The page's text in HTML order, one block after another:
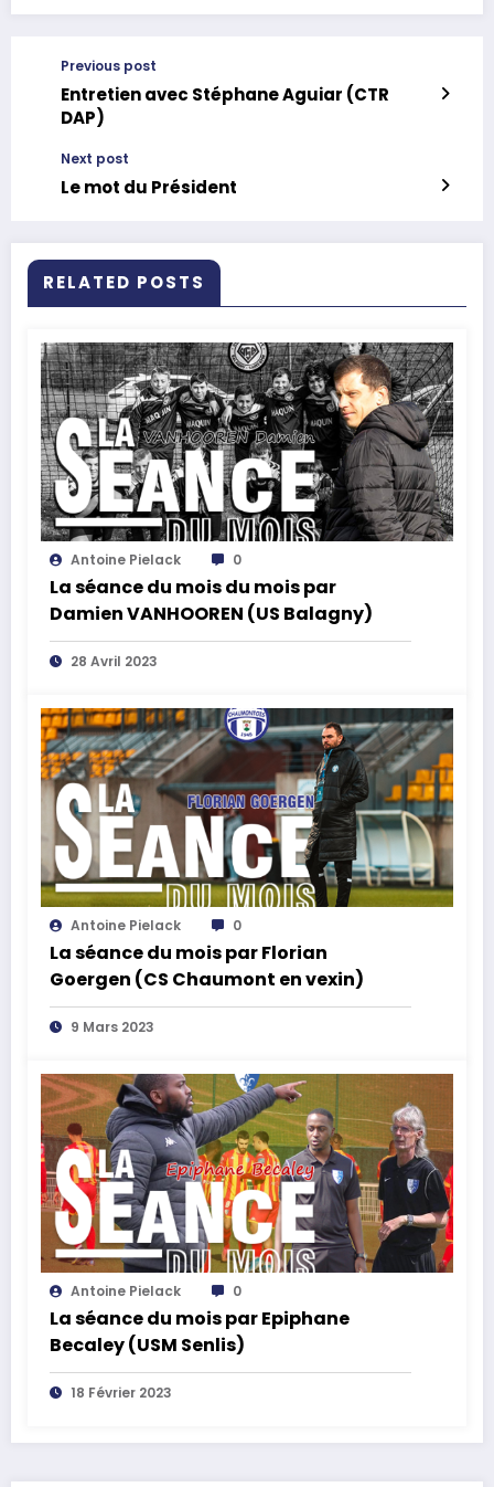
Previous post
Entretien avec Stéphane Aguiar (CTR
DAP)
Next post
Le mot du Président
RELATED POSTS
Antoine Pielack 0
La séance du mois du mois par
Damien VANHOOREN (US Balagny)
28 Avril 2023
Antoine Pielack 0
La séance du mois par Florian
Goergen (CS Chaumont en vexin)
9 Mars 2023
Antoine Pielack 0
La séance du mois par Epiphane
Becaley (USM Senlis)
18 Février 2023